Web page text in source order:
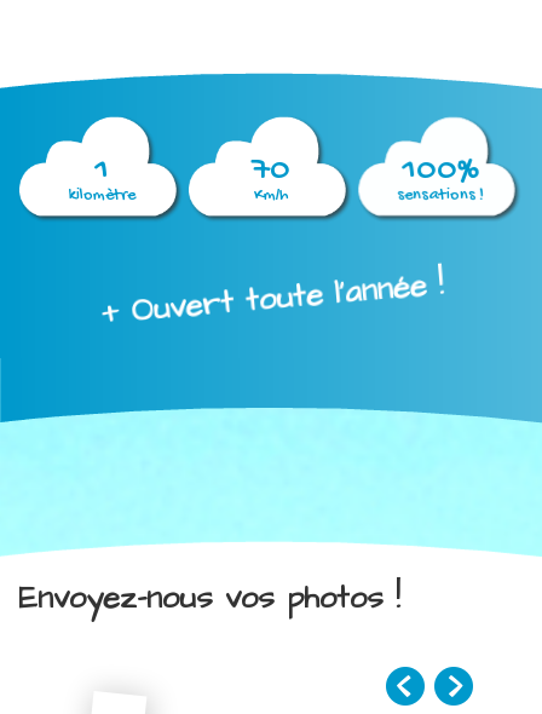
1
kilomètre
70
Km/h
100%
sensations !
+ Ouvert toute l'année !
Envoyez-nous vos photos !